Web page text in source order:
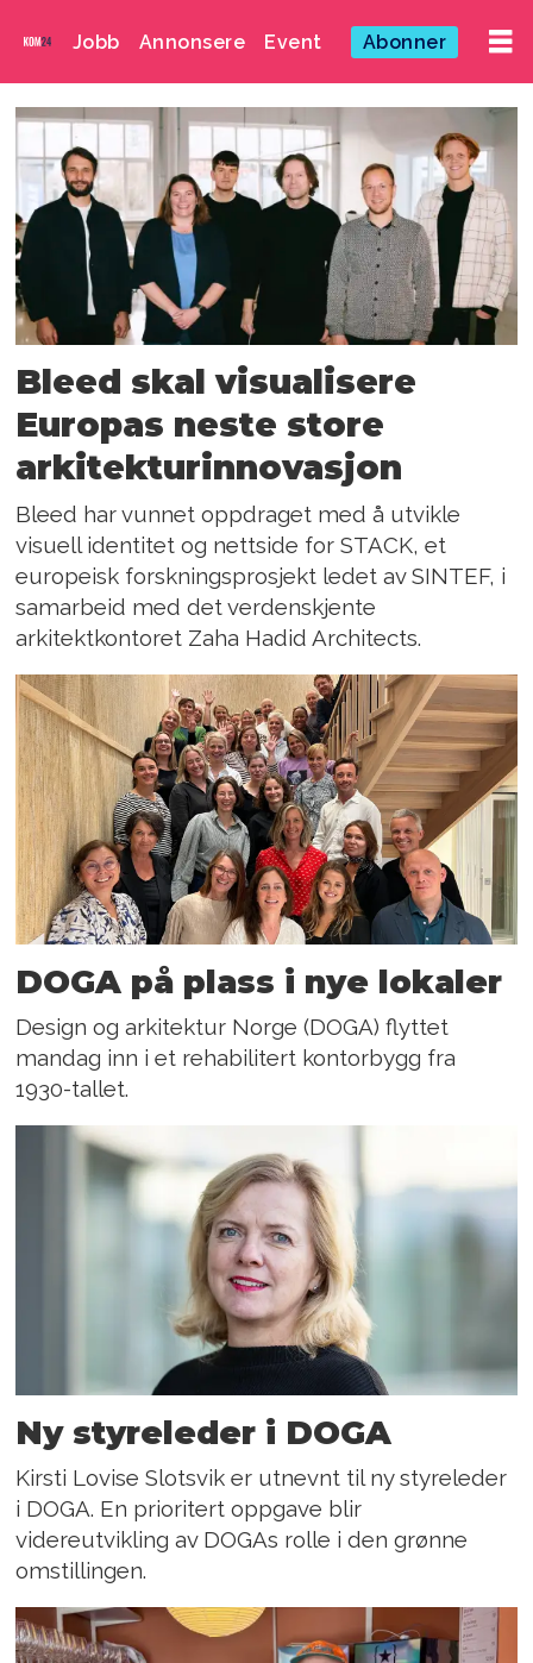
Jobb Annonsere Event Abonner
Emne:
arkitektur
Bleed skal visualisere
Europas neste store
arkitekturinnovasjon
Bleed har vunnet oppdraget med å utvikle
visuell identitet og nettside for STACK, et
europeisk forskningsprosjekt ledet av SINTEF, i
samarbeid med det verdenskjente
arkitektkontoret Zaha Hadid Architects.
DOGA på plass i nye lokaler
Design og arkitektur Norge (DOGA) flyttet
mandag inn i et rehabilitert kontorbygg fra
1930-tallet.
Ny styreleder i DOGA
Kirsti Lovise Slotsvik er utnevnt til ny styreleder
i DOGA. En prioritert oppgave blir
videreutvikling av DOGAs rolle i den grønne
omstillingen.